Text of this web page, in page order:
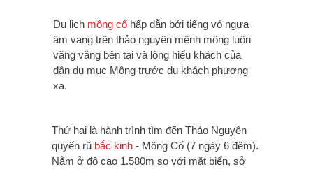
Du lịch mông cổ hấp dẫn bởi tiếng vó ngựa
âm vang trên thảo nguyên mênh mông luôn
văng vẳng bên tai và lòng hiếu khách của
dân du mục Mông trước du khách phương
xa.
Thứ hai là hành trình tìm đến Thảo Nguyên
quyến rũ bắc kinh - Mông Cổ (7 ngày 6 đêm).
Nằm ở độ cao 1.580m so với mặt biển, sở